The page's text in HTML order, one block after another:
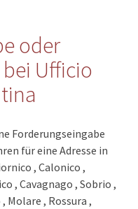
oder
Ufficio
Forderungseingabe
für eine Adresse in
, Calonico ,
, Cavagnago , Sobrio ,
Molare , Rossura ,